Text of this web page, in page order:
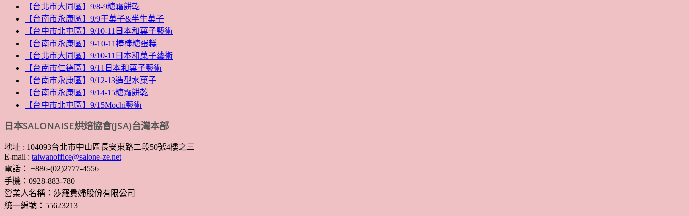
【台北市大同區】9/8-9糖霜餅乾
【台南市永康區】9/9干菓子&半生菓子
【台中市北屯區】9/10-11日本和菓子藝術
【台南市永康區】9-10-11棒棒糖蛋糕
【台北市大同區】9/10-11日本和菓子藝術
【台南市仁德區】9/11日本和菓子藝術
【台南市永康區】9/12-13造型水菓子
【台南市永康區】9/14-15糖霜餅乾
【台中市北屯區】9/15Mochi藝術
日本SALONAISE烘焙協會(JSA)台灣本部
地址 : 104093台北市中山區長安東路二段50號4樓之三
E-mail : taiwanoffice@salone-ze.net
電話： +886-(02)2777-4556
手機：0928-883-780
營業人名稱：莎羅貴婦股份有限公司
統一編號：55623213